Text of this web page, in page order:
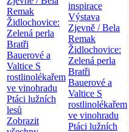
Remak
Židlochovice:
Zelená perla
Bratři
Bauerové a
Valtice S
rostlinolékařem
ve vinohradu
Ptáci lužních
lesů
Zobrazit
inspirace
Výstava
Zjevně / Bela
Remak
Židlochovice:
Zelená perla
Bratři
Bauerové a
Valtice S
rostlinolékařem
ve vinohradu
Ptáci lužních